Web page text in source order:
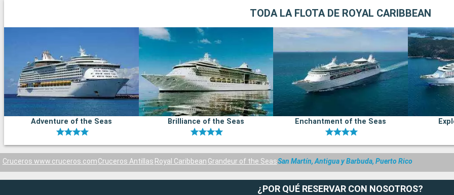
TODA LA FLOTA DE ROYAL CARIBBEAN
Adventure of the Seas Brilliance of the Seas Enchantment of the Seas
Cruceros www.cruceros.comCruceros Antillas Royal Caribbean Grandeur of the SeasSan Martín, Antigua y Barbuda, Puerto Rico
¿POR QUÉ RESERVAR CON NOSOTROS?